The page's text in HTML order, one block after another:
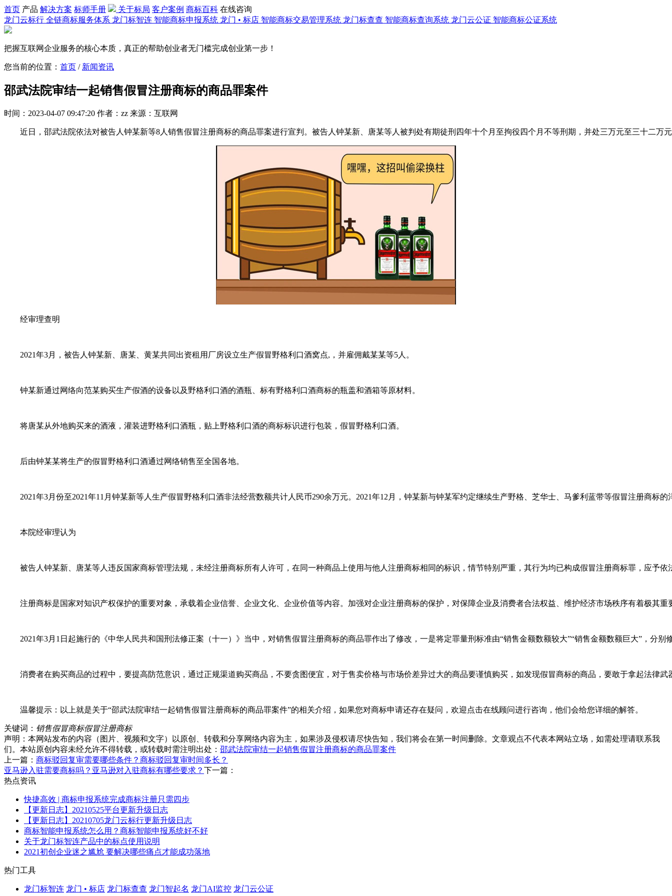
首页 产品 解决方案 标师手册 关于标局 客户案例 商标百科 在线咨询
龙门云标行 全链商标服务体系 龙门标智连 智能商标申报系统 龙门 • 标店 智能商标交易管理系统 龙门标查查 智能商标查询系统 龙门云公证 智能商标公证系统
把握互联网企业服务的核心本质，真正的帮助创业者无门槛完成创业第一步！
您当前的位置： 首页 / 新闻资讯
邵武法院审结一起销售假冒注册商标的商品罪案件
时间：2023-04-07 09:47:20 作者：zz 来源：互联网
近日，邵武法院依法对被告人钟某新等8人销售假冒注册商标的商品罪案进行宣判。被告人钟某新、唐某等人被判处有期徒刑四年十个月至拘役四个月不等刑期，并处三万元至三十二万
经审理查明
2021年3月，被告人钟某新、唐某、黄某共同出资租用厂房设立生产假冒野格利口酒窝点,，并雇佣戴某某等5人。
钟某新通过网络向范某购买生产假酒的设备以及野格利口酒的酒瓶、标有野格利口酒商标的瓶盖和酒箱等原材料。
将唐某从外地购买来的酒液，灌装进野格利口酒瓶，贴上野格利口酒的商标标识进行包装，假冒野格利口酒。
后由钟某某将生产的假冒野格利口酒通过网络销售至全国各地。
2021年3月份至2021年11月钟某新等人生产假冒野格利口酒非法经营数额共计人民币290余万元。2021年12月，钟某新与钟某军约定继续生产野格、芝华士、马爹利蓝带等假冒注册商标的
本院经审理认为
被告人钟某新、唐某等人违反国家商标管理法规，未经注册商标所有人许可，在同一种商品上使用与他人注册商标相同的标识，情节特别严重，其行为均已构成假冒注册商标罪，应予依
注册商标是国家对知识产权保护的重要对象，承载着企业信誉、企业文化、企业价值等内容。加强对企业注册商标的保护，对保障企业及消费者合法权益、维护经济市场秩序有着极其重
2021年3月1日起施行的《中华人民共和国刑法修正案（十一）》当中，对销售假冒注册商标的商品罪作出了修改，一是将定罪量刑标准由“销售金额数额较大”“销售金额数额巨大”，分
消费者在购买商品的过程中，要提高防范意识，通过正规渠道购买商品，不要贪图便宜，对于售卖价格与市场价差异过大的商品要谨慎购买，如发现假冒商标的商品，要敢于拿起法律武
温馨提示：以上就是关于“邵武法院审结一起销售假冒注册商标的商品罪案件”的相关介绍，如果您对商标申请还存在疑问，欢迎点击在线顾问进行咨询，他们会给您详细的解答。
关键词： 销售假冒商标假冒注册商标
声明：本网站发布的内容（图片、视频和文字）以原创、转载和分享网络内容为主，如果涉及侵权请尽快告知，我们将会在第一时间删除。文章观点不代表本网站立场，如需处理请联系我
们。本站原创内容未经允许不得转载，或转载时需注明出处： 邵武法院审结一起销售假冒注册商标的商品罪案件
上一篇： 商标驳回复审需要哪些条件？商标驳回复审时间多长？
亚马逊入驻需要商标吗？亚马逊对入驻商标有哪些要求？ 下一篇：
热点资讯
快捷高效 | 商标申报系统完成商标注册只需四步
【更新日志】20210525平台更新升级日志
【更新日志】20210705龙门云标行更新升级日志
商标智能申报系统怎么用？商标智能申报系统好不好
关于龙门标智连产品中的标点使用说明
2021初创企业迷之尴尬 要解决哪些痛点才能成功落地
热门工具
龙门标智连 龙门 • 标店 龙门标查查 龙门智起名 龙门AI监控 龙门云公证